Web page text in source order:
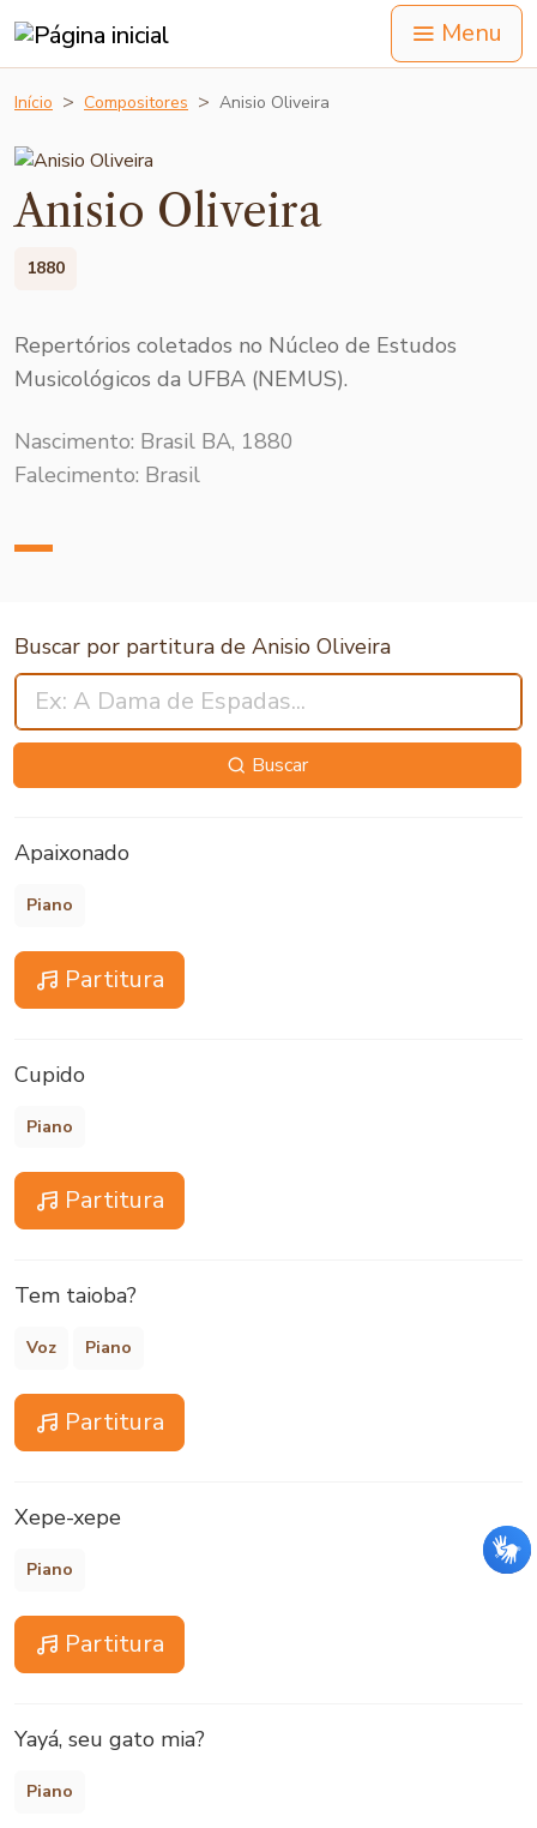
Menu
Início Compositores Anisio Oliveira
Anisio Oliveira
1880
Repertórios coletados no Núcleo de Estudos
Musicológicos da UFBA (NEMUS).
Nascimento: Brasil BA, 1880
Falecimento: Brasil
Buscar por partitura de Anisio Oliveira
Buscar
Apaixonado
Piano
Partitura
Cupido
Piano
Partitura
Tem taioba?
Voz Piano
Partitura
Xepe-xepe
Piano
Partitura
Yayá, seu gato mia?
Piano